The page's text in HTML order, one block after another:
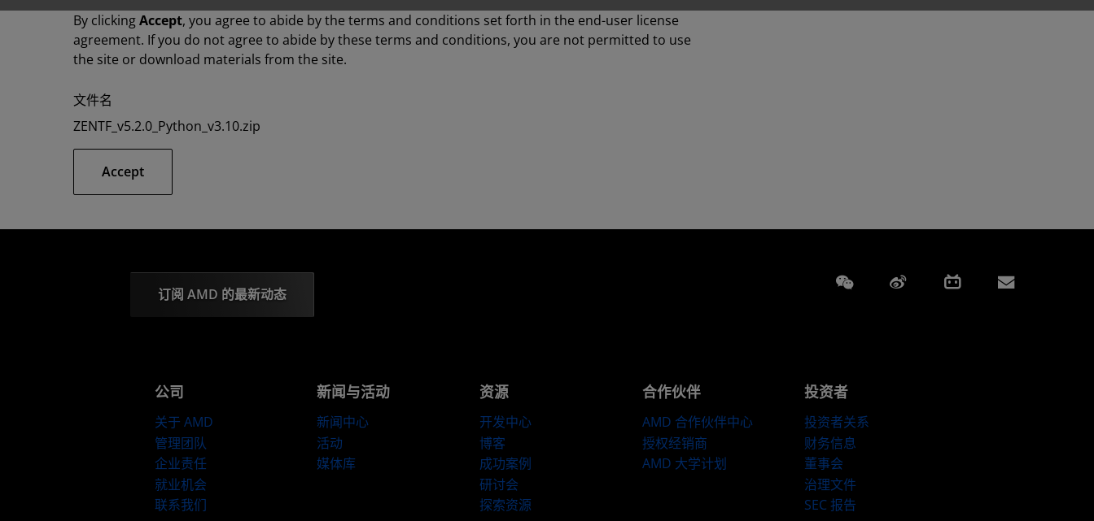
By clickingAccept, you agree to abide by the terms and conditions set forth in the end-user license
agreement. If you do not agree to abide by these terms and conditions, you are not permitted to use
the site or download materials from the site.
文件名
ZENTF_v5.2.0_Python_v3.10.zip
Accept
订阅 AMD 的最新动态
Weixin Weibo Bilibili
公司
关于 AMD
管理团队
企业责任
就业机会
联系我们
新闻与活动
新闻中心
活动
媒体库
资源
开发中心
博客
成功案例
研讨会
探索资源
合作伙伴
AMD 合作伙伴中心
授权经销商
AMD 大学计划
投资者
投资者关系
财务信息
董事会
治理文件
SEC 报告